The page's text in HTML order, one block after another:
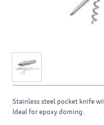
Stainless steel pocket knife
Ideal for epoxy doming.